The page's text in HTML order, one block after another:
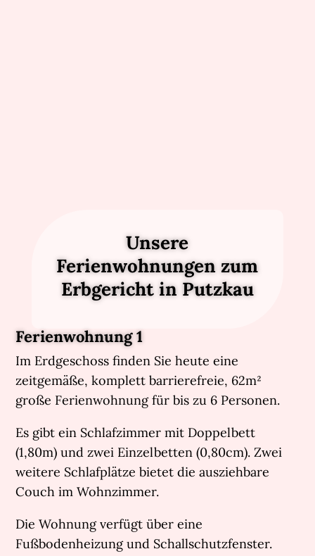
Unsere
Ferienwohnungen zum
Erbgericht in Putzkau
Ferienwohnung 1
Im Erdgeschoss finden Sie heute eine
zeitgemäße, komplett barrierefreie, 62m²
große Ferienwohnung für bis zu 6 Personen.
Es gibt ein Schlafzimmer mit Doppelbett
(1,80m) und zwei Einzelbetten (0,80cm). Zwei
weitere Schlafplätze bietet die ausziehbare
Couch im Wohnzimmer.
Die Wohnung verfügt über eine
Fußbodenheizung und Schallschutzfenster.